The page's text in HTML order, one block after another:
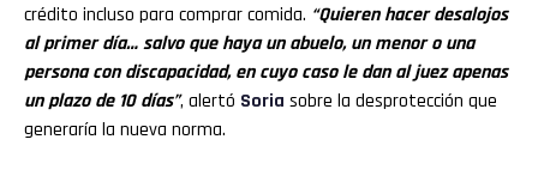
crédito incluso para comprar comida. “Quieren hacer desalojos
al primer día… salvo que haya un abuelo, un menor o una
persona con discapacidad, en cuyo caso le dan al juez apenas
un plazo de 10 días”, alertó Soria sobre la desprotección que
generaría la nueva norma.